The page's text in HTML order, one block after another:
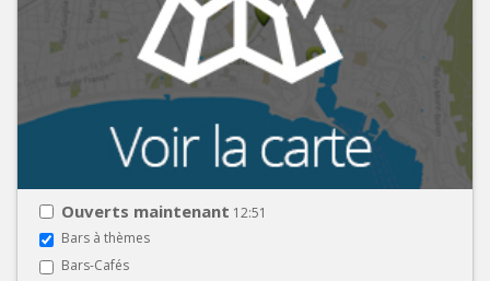
Ouverts maintenant 12:51
Bars à thèmes
Bars-Cafés